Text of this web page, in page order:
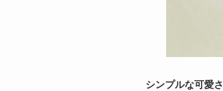
シンプルな可愛